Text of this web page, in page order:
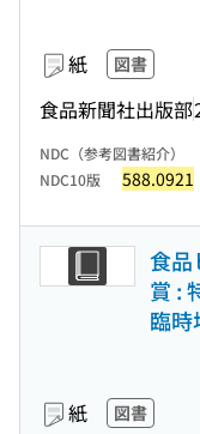
紙 図書
食品新聞社出版部
NDC（参考図書紹介）
NDC10版 588.0921
食品
賞 :
臨時
紙 図書